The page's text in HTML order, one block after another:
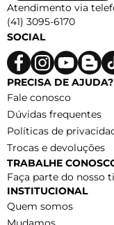
Atendimento via
(41) 3095-6170
SOCIAL
PRECISA DE AJUDA?
Fale conosco
Dúvidas frequentes
Políticas de
Trocas e devoluções
TRABALHE
Faça parte do nosso
INSTITUCIONAL
Quem somos